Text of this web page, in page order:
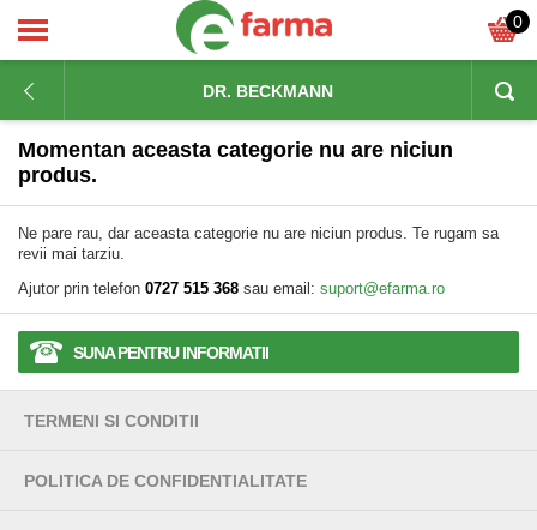
0
DR. BECKMANN
Momentan aceasta categorie nu are niciun
produs.
Ne pare rau, dar aceasta categorie nu are niciun produs. Te rugam sa
revii mai tarziu.
Ajutor prin telefon 0727 515 368 sau email: suport@efarma.ro
SUNA PENTRU INFORMATII
TERMENI SI CONDITII
POLITICA DE CONFIDENTIALITATE